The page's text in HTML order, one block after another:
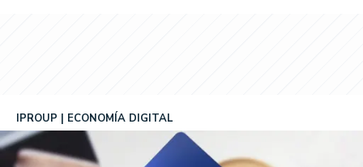
IPROUP ECONOMÍA DIGITAL